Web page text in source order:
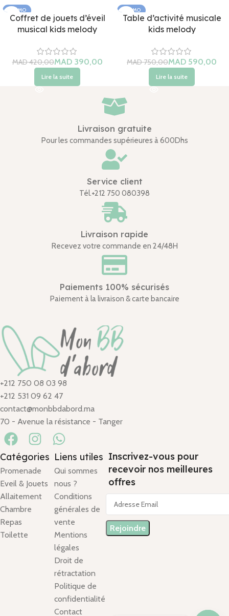
PROMO
ÉPUISÉ
Coffret de jouets d’éveil
musical kids melody
MAD MAD
Lire la suite
PROMO
ÉPUISÉ
Table d’activité musicale
kids melody
MAD MAD
Lire la suite
Livraison gratuite
Pour les commandes supérieures à 600Dhs
Service client
Tél.+212 750 080398
Livraison rapide
Recevez votre commande en 24/48H
Paiements 100% sécurisés
Paiement à la livraison & carte bancaire
+212 750 08 03 98
+212 531 09 62 47
contact@monbbdabord.ma
70 - Avenue la résistance - Tanger
Catégories
Promenade
Eveil & Jouets
Allaitement
Chambre
Repas
Toilette
Liens utiles
Qui sommes
nous ?
Conditions
générales de
vente
Mentions
légales
Droit de
rétractation
Politique de
confidentialité
Contact
Inscrivez-vous pour
recevoir nos meilleures
offres